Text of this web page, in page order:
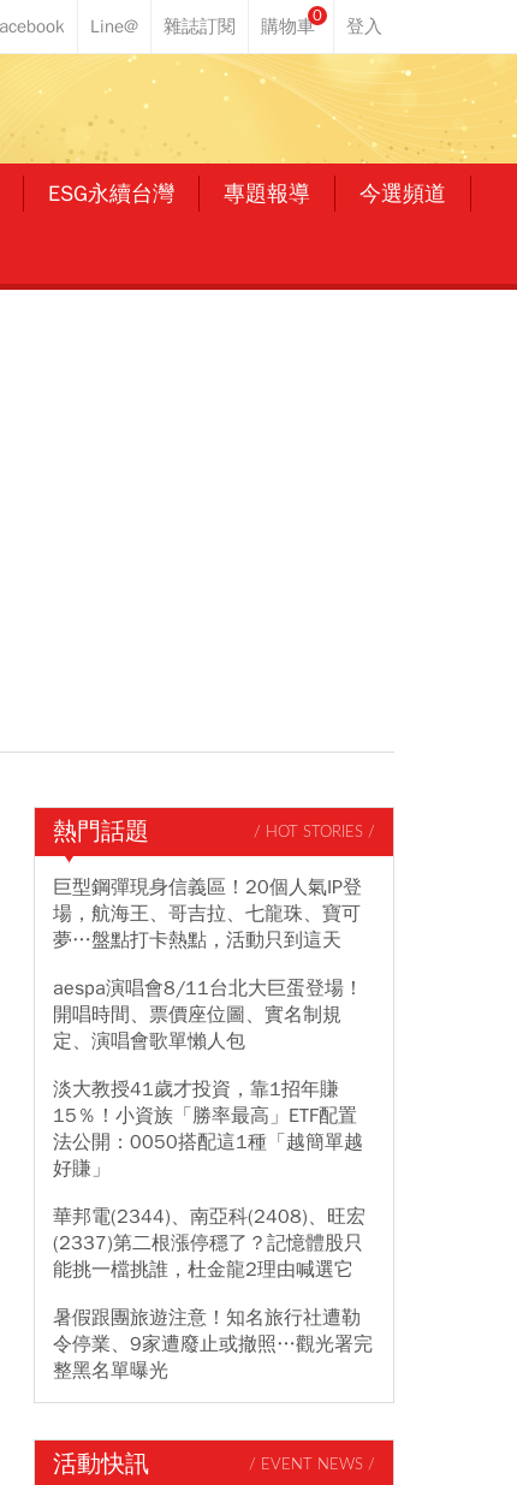
0
ESG永續台灣 專題報導 今選頻道
熱門話題 / HOT STORIES /
巨型鋼彈現身信義區！20個人氣IP登
場，航海王、哥吉拉、七龍珠、寶可
夢…盤點打卡熱點，活動只到這天
aespa演唱會8/11台北大巨蛋登場！
開唱時間、票價座位圖、實名制規
定、演唱會歌單懶人包
淡大教授41歲才投資，靠1招年賺
15％！小資族「勝率最高」ETF配置
法公開：0050搭配這1種「越簡單越
好賺」
華邦電(2344)、南亞科(2408)、旺宏
(2337)第二根漲停穩了？記憶體股只
能挑一檔挑誰，杜金龍2理由喊選它
暑假跟團旅遊注意！知名旅行社遭勒
令停業、9家遭廢止或撤照…觀光署完
整黑名單曝光
活動快訊 / EVENT NEWS /